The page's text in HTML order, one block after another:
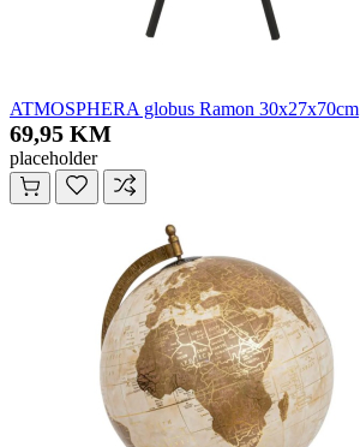
ATMOSPHERA globus Ramon 30x27x70cm
69,95 KM
placeholder